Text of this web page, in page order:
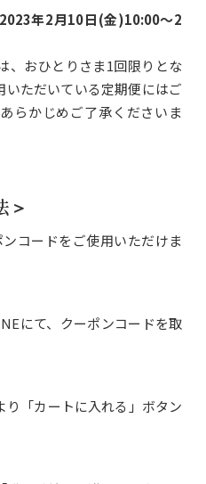
年2月10日(金)10:00～2
、おひとりさま1回限りとな
いただいている定期便にはご
らかじめご了承くださいま
＞
コードをご使用いただけま
にて、クーポンコードを取
「カートに入れる」ボタン